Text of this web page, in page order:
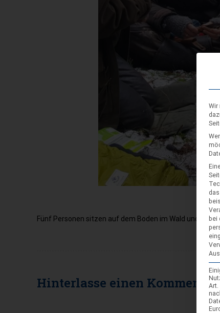
Fünf Personen sitzen auf dem Boden im Wald und
Hinterlasse einen Kommentar
Wir
bei
Art.